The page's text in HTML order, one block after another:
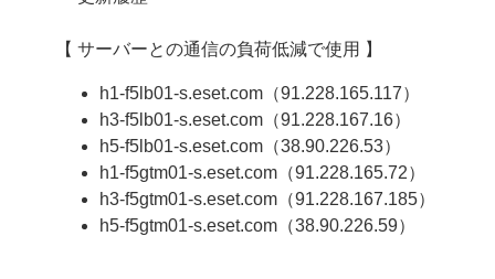
【 サーバーとの通信の負荷低減で使用 】
h1-f5lb01-s.eset.com（91.228.165.117）
h3-f5lb01-s.eset.com（91.228.167.16）
h5-f5lb01-s.eset.com（38.90.226.53）
h1-f5gtm01-s.eset.com（91.228.165.72）
h3-f5gtm01-s.eset.com（91.228.167.185）
h5-f5gtm01-s.eset.com（38.90.226.59）